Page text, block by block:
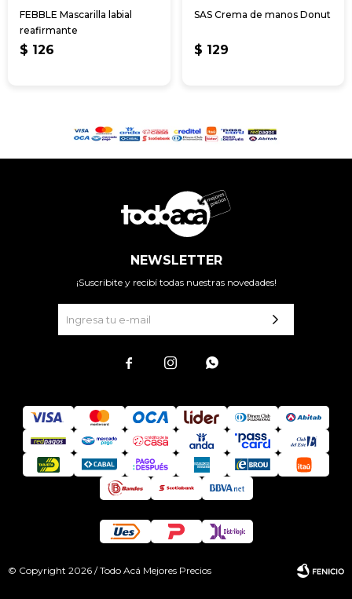
FEBBLE Mascarilla labial
reafirmante
$ 126
SAS Crema de manos Donut
$ 129
NEWSLETTER
¡Suscribite y recibí todas nuestras novedades!
  
© Copyright 2026 / Todo Acá Mejores Precios